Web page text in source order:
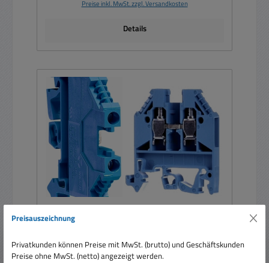
Preise inkl. MwSt. zzgl. Versandkosten
Details
Reihenklemmen Blau KXA Klemme
Preisauszeichnung
Privatkunden können Preise mit MwSt. (brutto) und Geschäftskunden
Preise ohne MwSt. (netto) angezeigt werden.